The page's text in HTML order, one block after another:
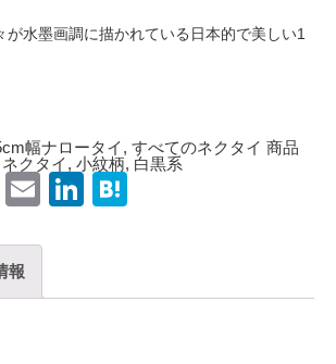
が水墨画調に描かれている日本的で美しい1
幅ナロータイ, すべてのネクタイ 商品
ネクタイ, 小紋柄, 白黒系
LineEmailLinkedIn
報